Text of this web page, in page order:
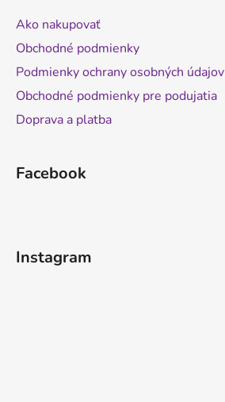
Ako nakupovať
Obchodné podmienky
Podmienky ochrany osobných údajov
Obchodné podmienky pre podujatia
Doprava a platba
Facebook
Instagram